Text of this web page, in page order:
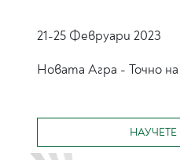
21-25 Февруари 2023
Новата Агра - Точно